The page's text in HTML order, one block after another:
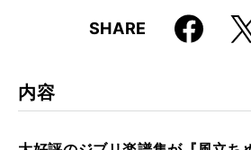
SHARE Faceboo
k
X
内容